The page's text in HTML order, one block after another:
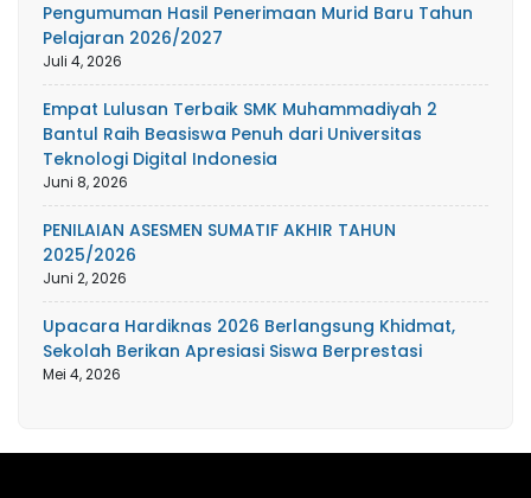
Pengumuman Hasil Penerimaan Murid Baru Tahun
Pelajaran 2026/2027
Juli 4, 2026
Empat Lulusan Terbaik SMK Muhammadiyah 2
Bantul Raih Beasiswa Penuh dari Universitas
Teknologi Digital Indonesia
Juni 8, 2026
PENILAIAN ASESMEN SUMATIF AKHIR TAHUN
2025/2026
Juni 2, 2026
Upacara Hardiknas 2026 Berlangsung Khidmat,
Sekolah Berikan Apresiasi Siswa Berprestasi
Mei 4, 2026